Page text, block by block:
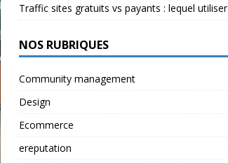
Traffic sites gratuits vs payants : lequel utiliser
NOS RUBRIQUES
Community management
Design
Ecommerce
ereputation